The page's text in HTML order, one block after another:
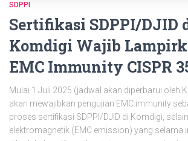
SDPPI
Sertifikasi SDPPI/DJID
Komdigi Wajib
EMC Immunity CISPR
Mulai 1 Juli 2025 (jadwal akan diperbarui oleh
akan mewajibkan pengujian EMC immunity
proses sertifikasi SDPPI/DJID di Komdigi,
elektromagnetik (EMC emission) yang selama